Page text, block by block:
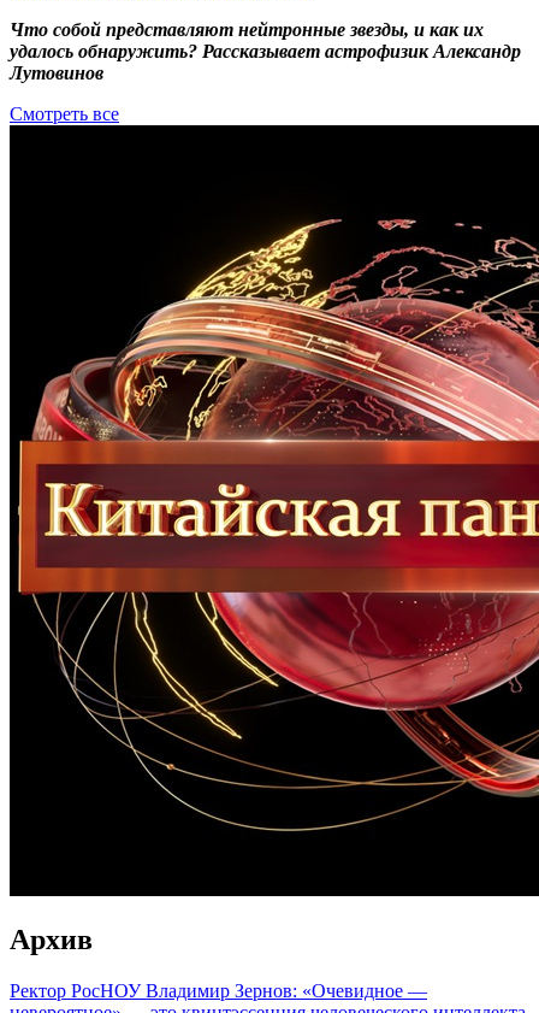
Что собой представляют нейтронные звезды, и как их
удалось обнаружить? Рассказывает астрофизик Александр
Лутовинов
Смотреть все
Архив
Ректор РосНОУ Владимир Зернов: «Очевидное —